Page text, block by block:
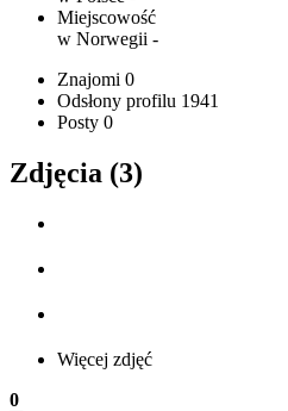
Miejscowość
w Norwegii -
Znajomi 0
Odsłony profilu 1941
Posty 0
Zdjęcia (3)
Więcej zdjęć
0